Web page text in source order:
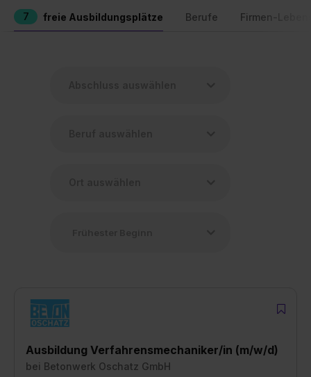
7 freie Ausbildungsplätze Berufe Firmen-
Ausbildung Verfahrensmechaniker/in (m/w/d)
bei Betonwerk Oschatz GmbH